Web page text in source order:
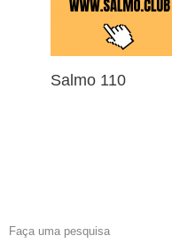
Salmo 110
Faça uma pesquisa